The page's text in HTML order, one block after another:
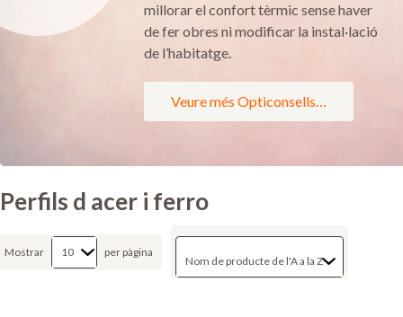
millorar el confort tèrmic sense haver
de fer obres ni modificar la instal·lació
de l’habitatge.
Veure més Opticonsells…
Perfils d acer i ferro
Mostrar per pàgina